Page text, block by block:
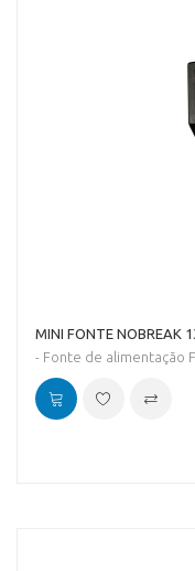
MINI FONTE NOBREAK
- Fonte de alimentação